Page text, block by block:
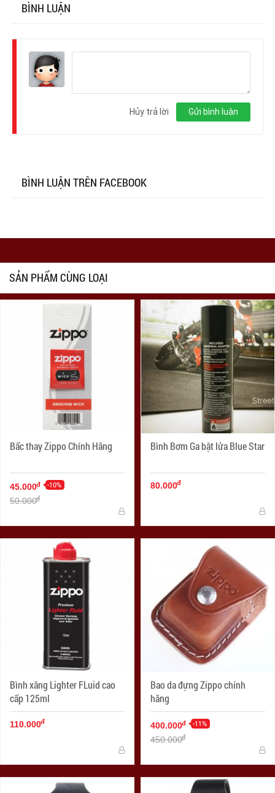
BÌNH LUẬN
Gửi bình luận
Hủy trả lời
BÌNH LUẬN TRÊN FACEBOOK
SẢN PHẨM CÙNG LOẠI
Bấc thay Zippo Chính Hãng
45.000đ -10%
50.000đ
Bình Bơm Ga bật lửa Blue Star
80.000đ
Bình xăng Lighter FLuid cao
cấp 125ml
110.000đ
Bao da đựng Zippo chính
hãng
400.000đ -11%
450.000đ